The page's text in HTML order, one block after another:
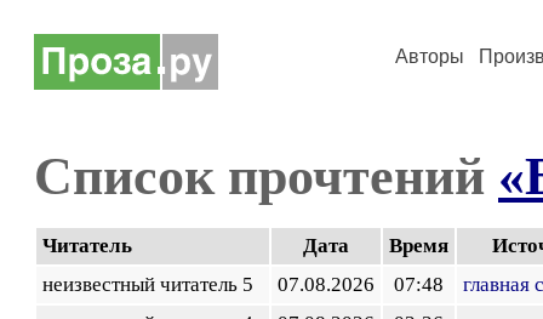
Авторы
Список прочтений
Читатель Дата Время
неизвестный читатель 5
07.08.2026 07:48
главная